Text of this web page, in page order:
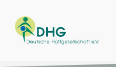
springen